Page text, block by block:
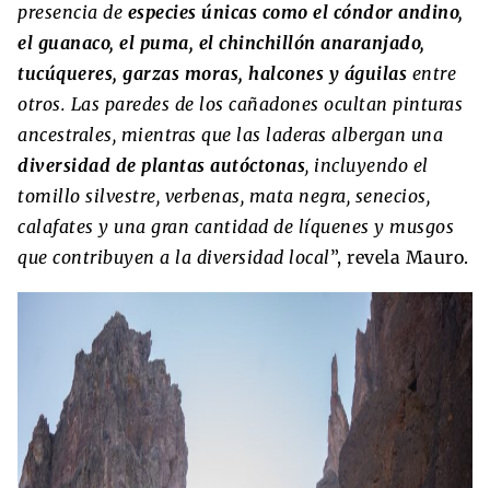
presencia de especies únicas como el cóndor andino,
el guanaco, el puma, el chinchillón anaranjado,
tucúqueres, garzas moras, halcones y águilas entre
otros. Las paredes de los cañadones ocultan pinturas
ancestrales, mientras que las laderas albergan una
diversidad de plantas autóctonas, incluyendo el
tomillo silvestre, verbenas, mata negra, senecios,
calafates y una gran cantidad de líquenes y musgos
que contribuyen a la diversidad local”, revela Mauro.